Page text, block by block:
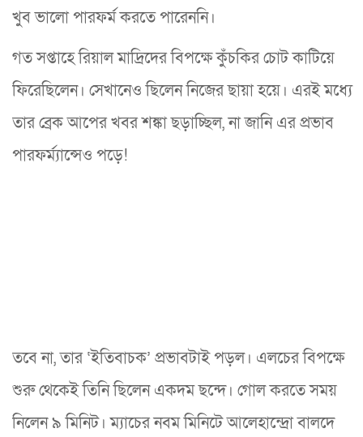
খুব ভালো পারফর্ম করতে পারেননি।
গত সপ্তাহে রিয়াল মাদ্রিদের বিপক্ষে কুঁচকির চোট কাটিয়ে
ফিরেছিলেন। সেখানেও ছিলেন নিজের ছায়া হয়ে। এরই মধ্যে
তার ব্রেক আপের খবর শঙ্কা ছড়াচ্ছিল, না জানি এর প্রভাব
পারফর্ম্যান্সেও পড়ে!
তবে না, তার ‘ইতিবাচক’ প্রভাবটাই পড়ল। এলচের বিপক্ষে
শুরু থেকেই তিনি ছিলেন একদম ছন্দে। গোল করতে সময়
নিলেন ৯ মিনিট। ম্যাচের নবম মিনিটে আলেহান্দ্রো বালদে